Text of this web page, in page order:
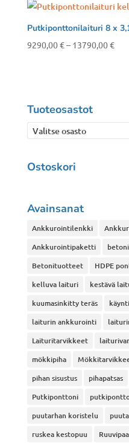
Putkiponttonilaituri 8 x
9290,00€– 13790,00€
useampi
muunnelma.
Voit
valinnat
Tuoteosastot
Valitse osasto
Ostoskori
Avainsanat
Ankkurointilenkki
Ankkurointipaketti
Betonituotteet
HDPE
kelluva laituri
kestävä
kuumasinkitty teräs
laiturin ankkurointi
Laituritarvikkeet
mökkipiha
pihan sisustus
pihapatsas
Putkiponttoni
puutarhan koristelu
ruskea kestopuu